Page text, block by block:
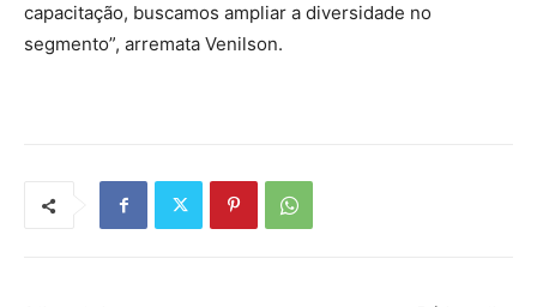
capacitação, buscamos ampliar a diversidade no
segmento”, arremata Venilson.